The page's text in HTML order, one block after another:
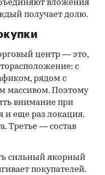
вложения
получает долю.
центр — это,
с
рядом с
массивом. Поэтому
внимание при
еще раз локация.
Третье — состав
сильный якорный
покупателей.